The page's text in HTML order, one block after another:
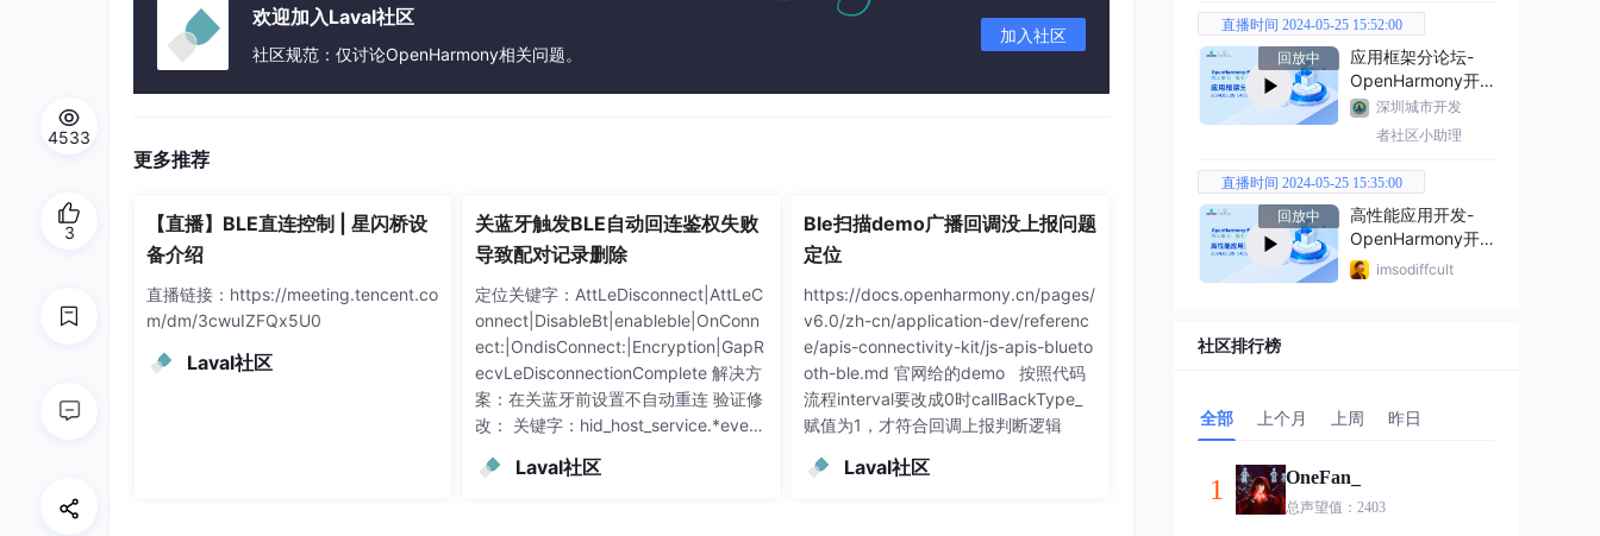
欢迎加入Laval社区
社区规范：仅讨论OpenHarmony相关问题。
加入社区
更多推荐
【直播】BLE直连控制 | 星闪桥设
备介绍
直播链接：https://meeting.tencent.co
m/dm/3cwuIZFQx5U0
Laval社区
关蓝牙触发BLE自动回连鉴权失败
导致配对记录删除
定位关键字：AttLeDisconnect|AttLeC
onnect|DisableBt|enableble|OnConn
ect:|OndisConnect:|Encryption|GapR
ecvLeDisconnectionComplete 解决方
案：在关蓝牙前设置不自动重连 验证修
改： 关键字：hid_host_service.*event
Laval社区
Ble扫描demo广播回调没上报问题
定位
https://docs.openharmony.cn/pages/
v6.0/zh-cn/application-dev/referenc
e/apis-connectivity-kit/js-apis-blueto
oth-ble.md 官网给的demo 按照代码
流程interval要改成0时callBackType_
赋值为1，才符合回调上报判断逻辑
Laval社区
4533
3
直播时间 2024-05-25 15:52:00
回放中
应用框架分论坛-
OpenHarmony开
发者大会2024
深圳城市开发
者社区小助理
直播时间 2024-05-25 15:35:00
回放中
高性能应用开发-
OpenHarmony开
发者大会2024
imsodiffcult
社区排行榜
全部 上个月 上周 昨日
1 OneFan_
总声望值：2403